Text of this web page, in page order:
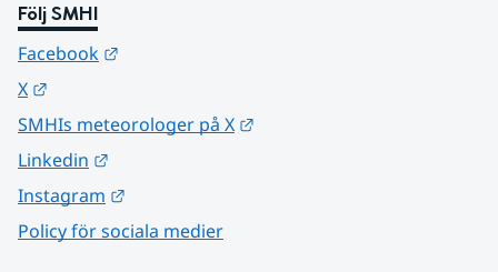
Följ SMHI
Facebook
X
SMHIs meteorologer på X
Linkedin
Instagram
Policy för sociala medier